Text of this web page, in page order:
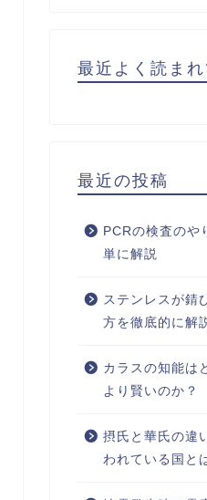
最近よく読ま
最近の投稿
PCRの検査のや
単に解説
ステンレスが錆
方を徹底的に解
カラスの知能は
より賢いのか？
摂氏と華氏の違
われている国と